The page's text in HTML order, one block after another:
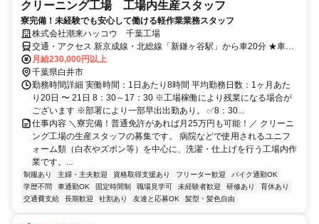
クリーニング工場 工場内生産スタッフ
寮完備！未経験でも安心して働ける軽作業業務スタッフ
株式会社潮来ハッコウ 千葉工場
交通・アクセス 新京成線・北総線「新鎌ヶ谷駅」から車20分 ★車・
バイク大歓迎♪
月給230,000円以上
千葉県白井市
勤務時間詳細 実働時間：1日あたり8時間 平均勤務日数：1ヶ月あた
り20日 〜 21日 8：30～17：30 ※工場稼働により残業になる場合が
ございます ※部署により一部早出出勤あり。 ✅8：30...
仕事内容 ＼寮完備！普通免許があれば月25万円も可能！／ クリーニ
ング工場の生産スタッフの募集です。 病院などで使用されるユニフ
ォーム類（白衣やズボン等）を中心に、洗濯・仕上げを行う工場内作
業です。...
制服あり 主婦・主夫歓迎 資格取得支援あり フリーター歓迎
バイク通勤OK
学歴不問
車通勤OK 固定時間制 職場見学可 未経験者歓迎 研修あり
育休あり
交通費支給
長期歓迎 社割あり 友達と応募OK 髪型・髪色自由